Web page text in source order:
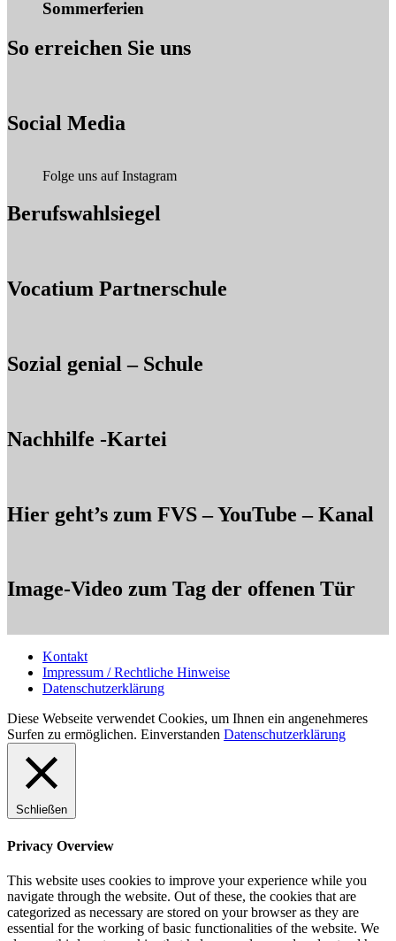
Sommerferien
So erreichen Sie uns
Social Media
Folge uns auf Instagram
Berufswahlsiegel
Vocatium Partnerschule
Sozial genial – Schule
Nachhilfe -Kartei
Hier geht’s zum FVS – YouTube – Kanal
Image-Video zum Tag der offenen Tür
Kontakt
Impressum / Rechtliche Hinweise
Datenschutzerklärung
Diese Webseite verwendet Cookies, um Ihnen ein angenehmeres
Surfen zu ermöglichen. Einverstanden Datenschutzerklärung
Schließen
Privacy Overview
This website uses cookies to improve your experience while you
navigate through the website. Out of these, the cookies that are
categorized as necessary are stored on your browser as they are
essential for the working of basic functionalities of the website. We